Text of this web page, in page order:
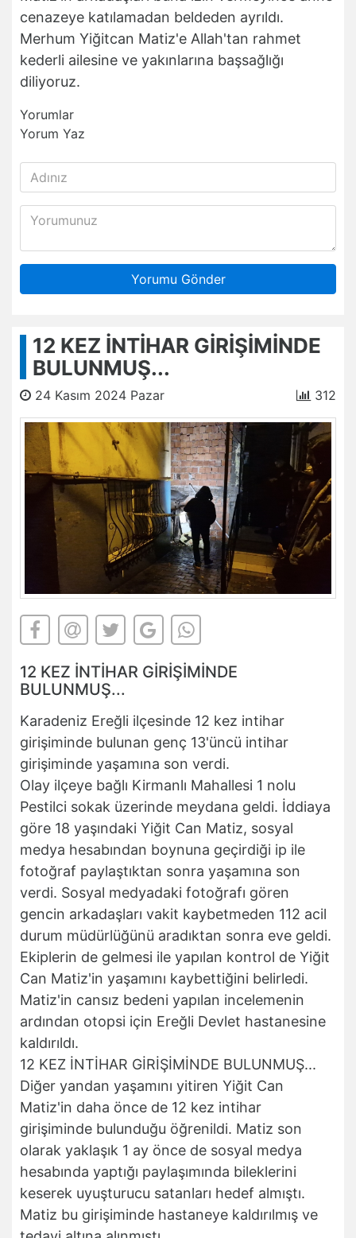
cenazeye katılamadan beldeden ayrıldı.
Merhum Yiğitcan Matiz'e Allah'tan rahmet
kederli ailesine ve yakınlarına başsağlığı
diliyoruz.
Yorumlar
Yorum Yaz
Yorumu Gönder
12 KEZ İNTİHAR GİRİŞİMİNDE
BULUNMUŞ...
24 Kasım 2024 Pazar 312
12 KEZ İNTİHAR GİRİŞİMİNDE
BULUNMUŞ...
Karadeniz Ereğli ilçesinde 12 kez intihar
girişiminde bulunan genç 13'üncü intihar
girişiminde yaşamına son verdi.
Olay ilçeye bağlı Kirmanlı Mahallesi 1 nolu
Pestilci sokak üzerinde meydana geldi. İddiaya
göre 18 yaşındaki Yiğit Can Matiz, sosyal
medya hesabından boynuna geçirdiği ip ile
fotoğraf paylaştıktan sonra yaşamına son
verdi. Sosyal medyadaki fotoğrafı gören
gencin arkadaşları vakit kaybetmeden 112 acil
durum müdürlüğünü aradıktan sonra eve geldi.
Ekiplerin de gelmesi ile yapılan kontrol de Yiğit
Can Matiz'in yaşamını kaybettiğini belirledi.
Matiz'in cansız bedeni yapılan incelemenin
ardından otopsi için Ereğli Devlet hastanesine
kaldırıldı.
12 KEZ İNTİHAR GİRİŞİMİNDE BULUNMUŞ...
Diğer yandan yaşamını yitiren Yiğit Can
Matiz'in daha önce de 12 kez intihar
girişiminde bulunduğu öğrenildi. Matiz son
olarak yaklaşık 1 ay önce de sosyal medya
hesabında yaptığı paylaşımında bileklerini
keserek uyuşturucu satanları hedef almıştı.
Matiz bu girişiminde hastaneye kaldırılmış ve